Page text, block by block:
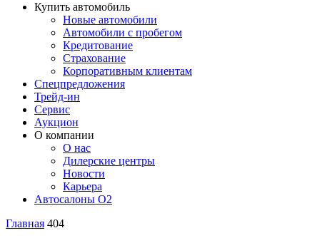
Купить автомобиль
Новые автомобили
Автомобили с пробегом
Кредитование
Страхование
Корпоративным клиентам
Спецпредложения
Трейд-ин
Сервис
Аукцион
О компании
О нас
Дилерские центры
Новости
Карьера
Автосалоны O2
Главная 404